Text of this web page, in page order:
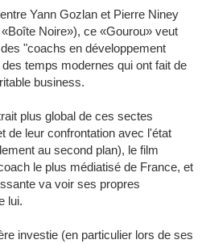
Yann Gozlan et Pierre Niney
Noire»), ce «Gourou» veut
"coachs en développement
temps modernes qui ont fait de
business.
plus global de ces sectes
de leur confrontation avec l'état
au second plan), le film
le plus médiatisé de France, et
va voir ses propres
lui.
investie (en particulier lors de ses